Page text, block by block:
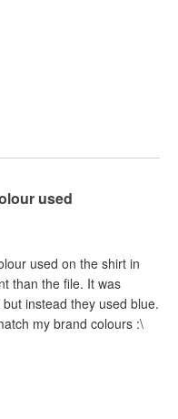
used
used on the shirt in
than the file. It was
instead they used blue.
my brand colours :\